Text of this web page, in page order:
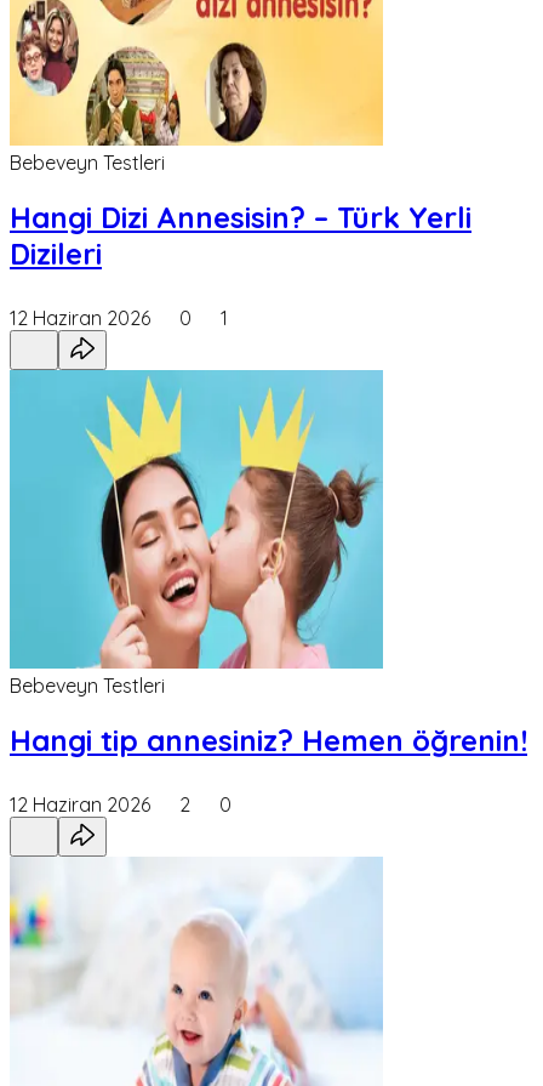
Bebeveyn Testleri
Hangi Dizi Annesisin? – Türk Yerli
Dizileri
12 Haziran 2026 0 1
Bebeveyn Testleri
Hangi tip annesiniz? Hemen öğrenin!
12 Haziran 2026 2 0